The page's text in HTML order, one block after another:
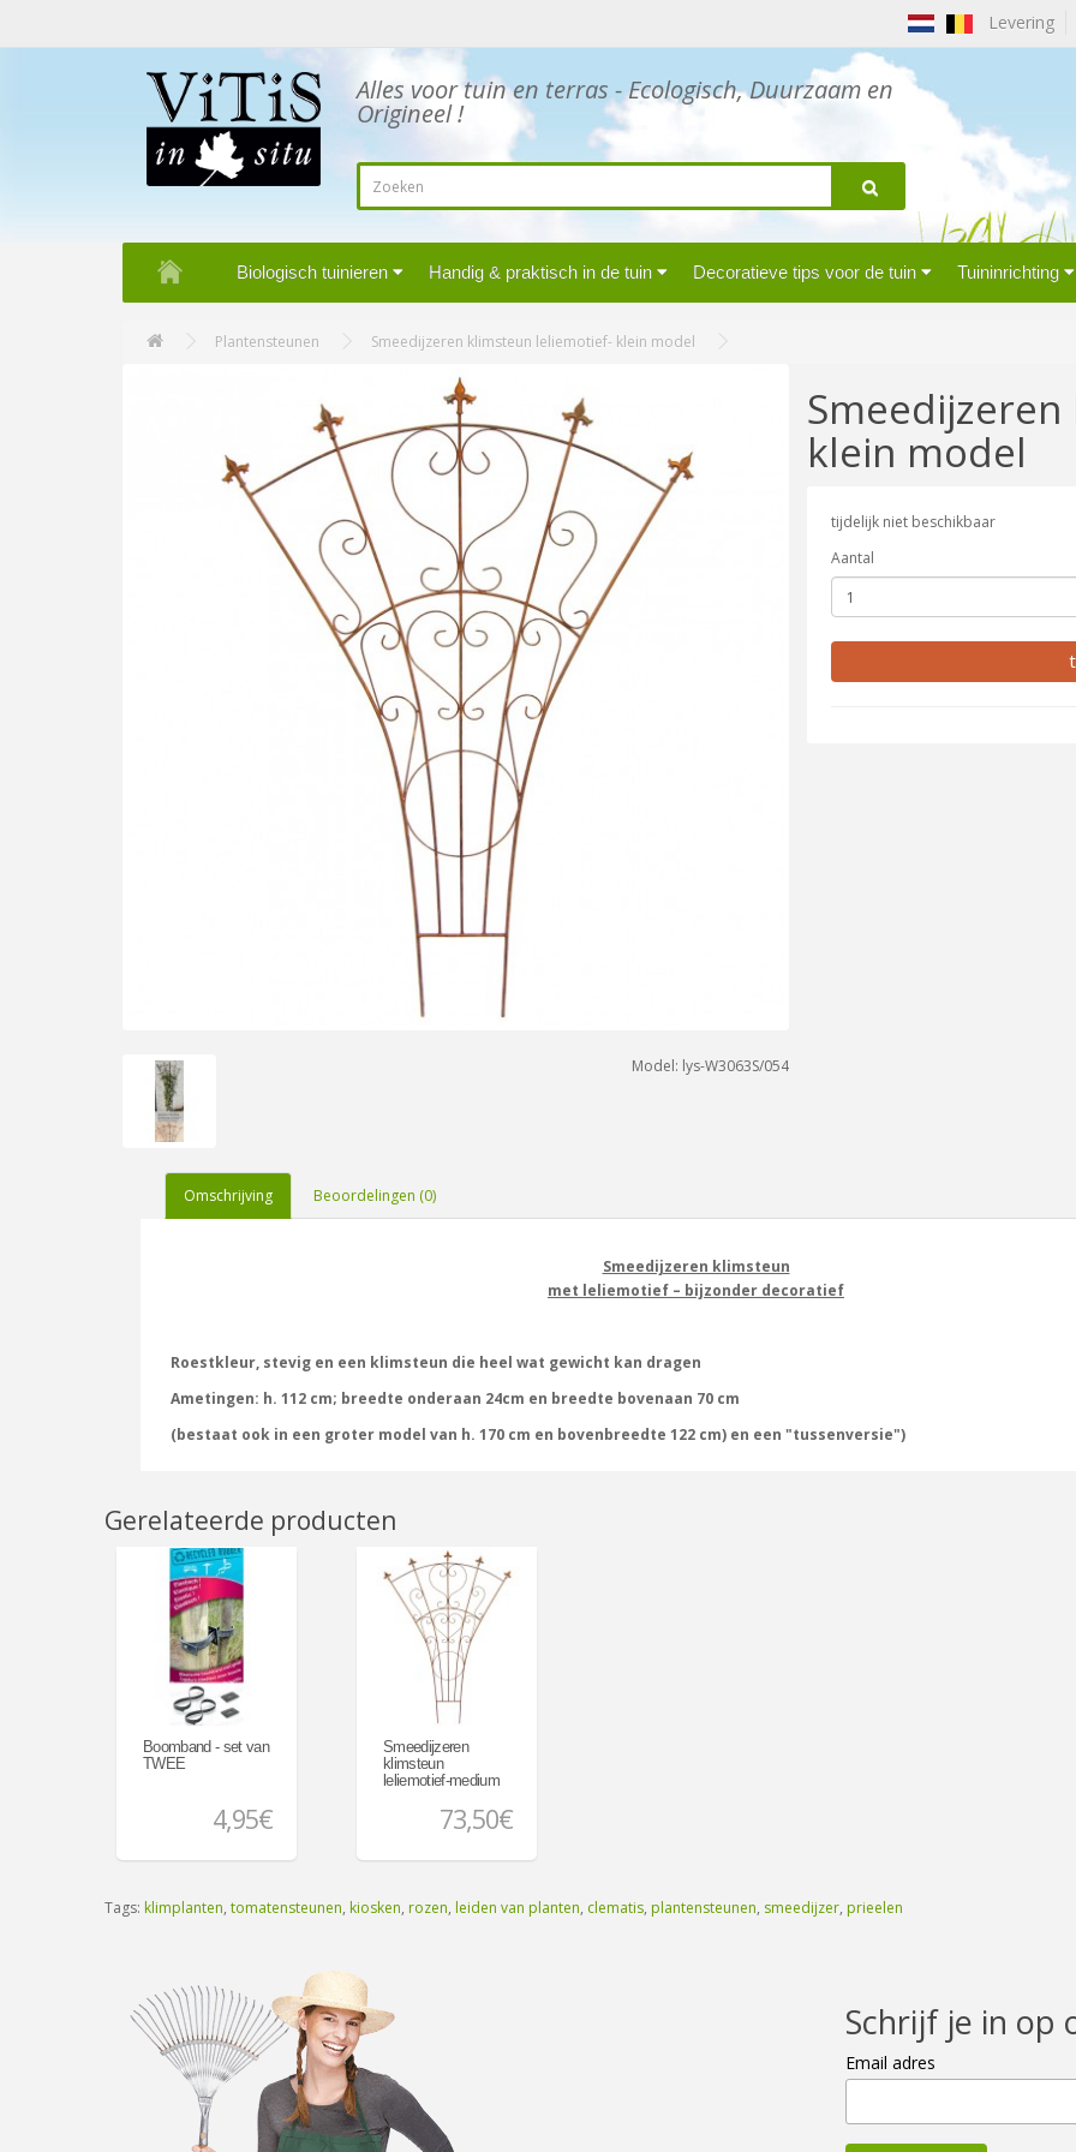
Levering
Alles voor tuin en terras - Ecologisch, Duurzaam en
Origineel !
Biologisch tuinieren Handig & praktisch in de tuin Decoratieve tips voor de tuin Tuininrichting
Plantensteunen Smeedijzeren klimsteun leliemotief- klein model
Model: lys-W3063S/054
klein model
tijdelijk niet beschikbaar
Aantal
Omschrijving Beoordelingen (0)
Smeedijzeren klimsteun
met leliemotief – bijzonder decoratief
Roestkleur, stevig en een klimsteun die heel wat gewicht kan dragen
Ametingen: h. 112 cm; breedte onderaan 24cm en breedte bovenaan 70 cm
(bestaat ook in een groter model van h. 170 cm en bovenbreedte 122 cm) en een "tussenversie")
Gerelateerde producten
Boomband - set van
TWEE
4,95€
Smeedijzeren
klimsteun
leliemotief-medium
73,50€
Tags: klimplanten, tomatensteunen, kiosken, rozen, leiden van planten, clematis, plantensteunen, smeedijzer, prieelen
Schrijf je in op
Email adres